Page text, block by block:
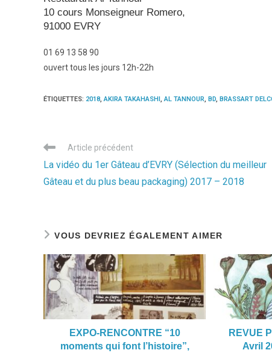
10 cours Monseigneur Romero,
91000 EVRY
01 69 13 58 90
ouvert tous les jours 12h-22h
ÉTIQUETTES: 2018, AKIRA TAKAHASHI , AL TANNOUR, BD, BRASSART
Read
articles
Article précédent
La vidéo du 1er Gâteau d’EVRY (Sélection du meilleur
Gâteau et du plus beau packaging) 2017 – 2018
VOUS DEVRIEZ ÉGALEMENT AIMER
EXPO-RENCONTRE “10
moments qui font l’histoire”,
REVUE
Avril